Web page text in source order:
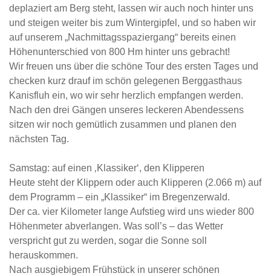
deplaziert am Berg steht, lassen wir auch noch hinter uns
und steigen weiter bis zum Wintergipfel, und so haben wir
auf unserem „Nachmittagsspaziergang“ bereits einen
Höhenunterschied von 800 Hm hinter uns gebracht!
Wir freuen uns über die schöne Tour des ersten Tages und
checken kurz drauf im schön gelegenen Berggasthaus
Kanisfluh ein, wo wir sehr herzlich empfangen werden.
Nach den drei Gängen unseres leckeren Abendessens
sitzen wir noch gemütlich zusammen und planen den
nächsten Tag.
Samstag: auf einen ‚Klassiker‘, den Klipperen
Heute steht der Klippern oder auch Klipperen (2.066 m) auf
dem Programm – ein „Klassiker“ im Bregenzerwald.
Der ca. vier Kilometer lange Aufstieg wird uns wieder 800
Höhenmeter abverlangen. Was soll’s – das Wetter
verspricht gut zu werden, sogar die Sonne soll
herauskommen.
Nach ausgiebigem Frühstück in unserer schönen